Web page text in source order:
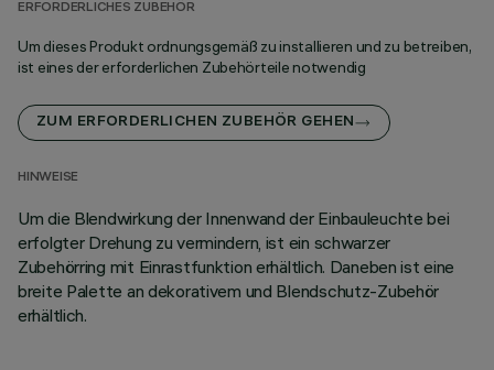
ERFORDERLICHES ZUBEHÖR
Um dieses Produkt ordnungsgemäß zu installieren und zu betreiben,
ist eines der erforderlichen Zubehörteile notwendig
ZUM ERFORDERLICHEN ZUBEHÖR GEHEN
HINWEISE
Um die Blendwirkung der Innenwand der Einbauleuchte bei
erfolgter Drehung zu vermindern, ist ein schwarzer
Zubehörring mit Einrastfunktion erhältlich. Daneben ist eine
breite Palette an dekorativem und Blendschutz-Zubehör
erhältlich.